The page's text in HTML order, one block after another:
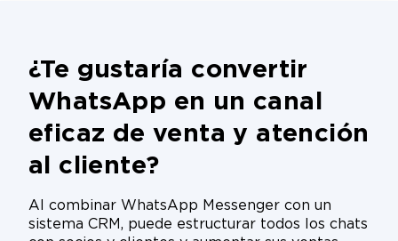
¿Te gustaría convertir
WhatsApp en un canal
eficaz de venta y atención
al cliente?
Al combinar WhatsApp Messenger con un
sistema CRM, puede estructurar todos los chats